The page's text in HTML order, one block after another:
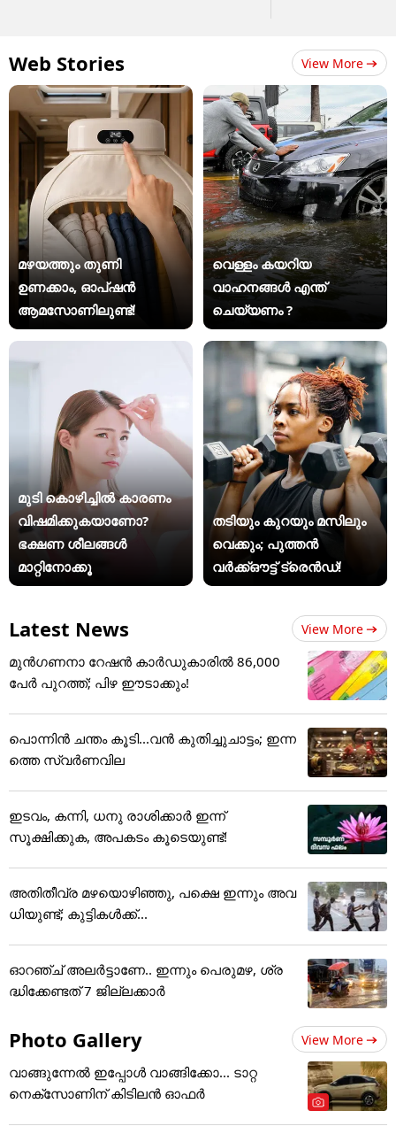
Web Stories View More
മഴയത്തും തുണി
ഉണക്കാം, ഓപ്ഷൻ
ആമസോണിലുണ്ട്!
വെള്ളം കയറിയ
വാഹനങ്ങൾ എന്ത്
ചെയ്യണം ?
മുടി കൊഴിച്ചിൽ കാരണം
വിഷമിക്കുകയാണോ?
ഭക്ഷണ ശീലങ്ങൾ
മാറ്റിനോക്കൂ
തടിയും കുറയും മസിലും
വെക്കും; പുത്തൻ
വർക്ക്ഔട്ട് ട്രെൻഡ്!
Latest News View More
മുൻഗണനാ റേഷൻ കാർഡുകാരിൽ 86,000
പേർ പുറത്ത്; പിഴ ഈടാക്കും!
പൊന്നിന്‍ ചന്തം കൂടി...വന്‍ കുതിച്ചുചാട്ടം; ഇന്ന
ത്തെ സ്വര്‍ണവില
ഇടവം, കന്നി, ധനു രാശിക്കാർ ഇന്ന്
സൂക്ഷിക്കുക, അ‌പകടം കൂടെയുണ്ട്!
അതിതീവ്ര മഴയൊഴിഞ്ഞു, പക്ഷെ ഇന്നും അവ
ധിയുണ്ട്; കുട്ടികള്‍ക്ക്...
ഓറഞ്ച് അലർട്ടാണേ.. ഇന്നും പെരുമഴ, ശ്ര
ദ്ധിക്കേണ്ടത് 7 ജില്ലക്കാർ
Photo Gallery View More
വാങ്ങുന്നേൽ ഇപ്പോൾ വാങ്ങിക്കോ... ടാറ്റ
നെക്സോണിന് കിടിലൻ ഓഫർ